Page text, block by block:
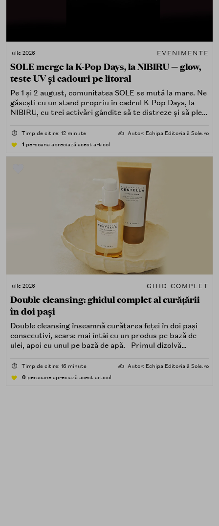
iulie 2026 EVENIMENTE
SOLE merge la K-Pop Days, la NIBIRU — glow,
teste UV și cadouri pe litoral
Pe 1 și 2 august, comunitatea SOLE se mută la mare. Ne
găsești cu un stand propriu în cadrul K-Pop Days, la
NIBIRU, cu trei activări gândite să te distreze și să pleci
⏱️ Timp de citire: 12 minute ✍️ Autor: Echipa Editorială Sole.ro
1 persoana apreciază acest articol
iulie 2026 GHID COMPLET
Double cleansing: ghidul complet al curățării
în doi pași
Double cleansing înseamnă curățarea feței în doi pași
consecutivi, seara: mai întâi cu un produs pe bază de
ulei, apoi cu unul pe bază de apă. Primul dizolvă
poluare. Al doilea îndepărtează impuritățile solubile în
⏱️ Timp de citire: 16 minute ✍️ Autor: Echipa Editorială Sole.ro
0 persoane apreciază acest articol